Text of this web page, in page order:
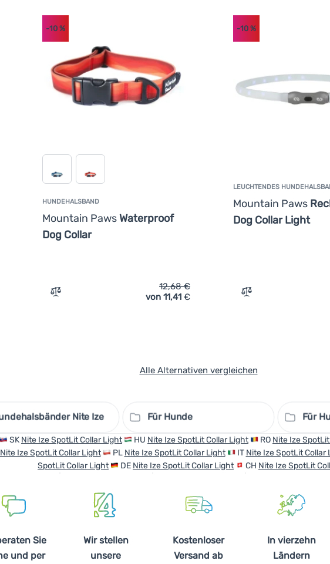
HUNDEHALSBAND
Mountain PawsWaterproof
Dog Collar
-10 %
Vergleichen
12,68€
von 11,41 €
LEUCHTENDES
Mountain Paws
Dog Collar Light
-10 %
Vergleichen
Alle Alternativen vergleichen
Nite Ize Für Hunde Für
SK Nite Ize SpotLit Collar Light HU Nite Ize SpotLit Collar Light RO Nite Ize
Nite Ize SpotLit Collar Light PL Nite Ize SpotLit Collar Light IT Nite Ize SpotLit Collar
SpotLit Collar Light
DE Nite Ize SpotLit Collar Light CH Nite Ize SpotLit
Sie
und per
Wir stellen
unsere
Kostenloser
Versand ab
In vierzehn
Ländern